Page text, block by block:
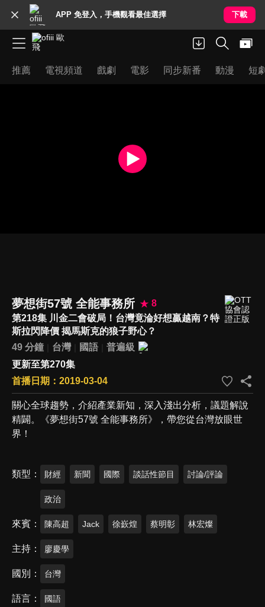
APP 免登入，手機觀看最佳選擇 下載
推薦 電視頻道 戲劇 電影 同步新番 動漫 短
夢想街57號 全能事務所
8
第218集 川金二會破局！台灣竟淪好想贏越南？特
斯拉閃降價 揭馬斯克的狼子野心？
49 分鐘
台灣 國語
普遍級
更新至第270集
首播日期：2019-03-04
關心全球趨勢，介紹產業新知，深入淺出分析，議題解說
精闢。《夢想街57號 全能事務所》，帶您從台灣放眼世
界！
類型 財經 新聞 國際 談話性節目 討論/評論
政治
來賓 陳高超 Jack 徐嶔煌 蔡明彰 林宏燦
主持 廖慶學
國別 台灣
語言 國語